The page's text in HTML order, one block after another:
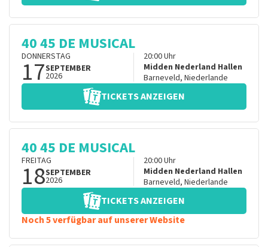
40 45 DE MUSICAL
DONNERSTAG
17SEPTEMBER
2026
20:00Uhr
Midden Nederland Hallen
Barneveld, Niederlande
TICKETS ANZEIGEN
40 45 DE MUSICAL
FREITAG
18SEPTEMBER
2026
20:00Uhr
Midden Nederland Hallen
Barneveld, Niederlande
TICKETS ANZEIGEN
Noch 5 verfügbar auf unserer Website